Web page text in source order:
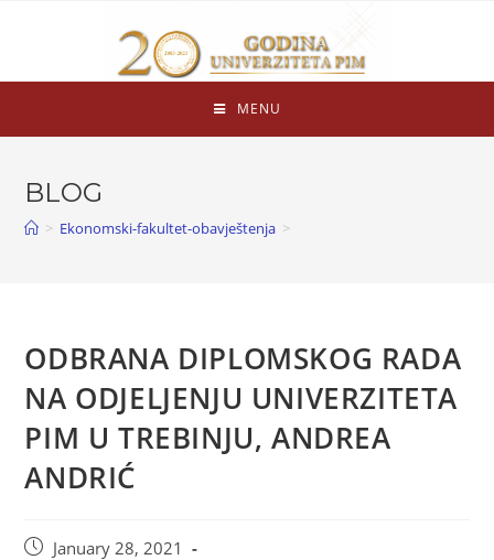
MENU
BLOG
> Ekonomski-fakultet-obavještenja >
ODBRANA DIPLOMSKOG RADA
NA ODJELJENJU UNIVERZITETA
PIM U TREBINJU, ANDREA
ANDRIĆ
January 28, 2021